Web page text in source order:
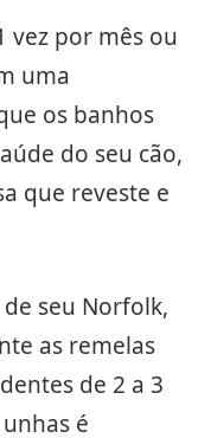
vez por mês ou
uma
os banhos
do seu cão,
que reveste e
seu Norfolk,
as remelas
de 2 a 3
é